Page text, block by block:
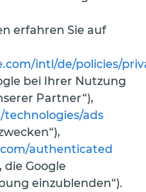
erfahren Sie auf
intl/de/policies/
bei Ihrer Nutzung
Partner“),
technologies/ads
authenticated
Google
einzublenden“).